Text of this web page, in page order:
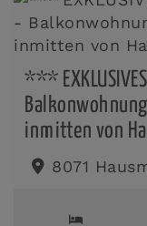
***
inmitten von
8071